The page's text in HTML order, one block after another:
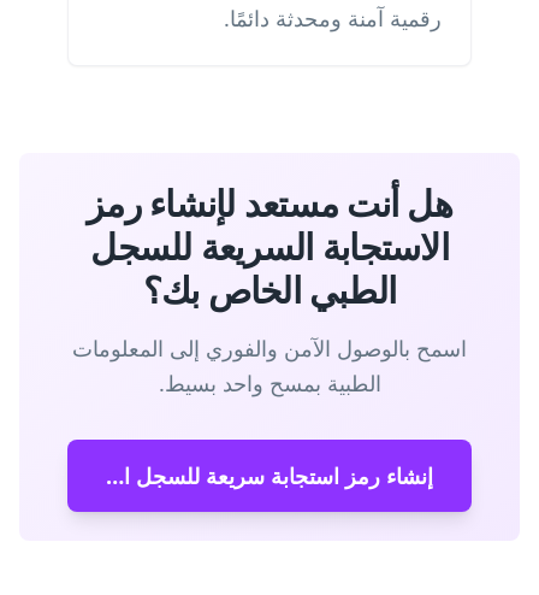
رقمية آمنة ومحدثة دائمًا.
هل أنت مستعد لإنشاء رمز
الاستجابة السريعة للسجل
الطبي الخاص بك؟
اسمح بالوصول الآمن والفوري إلى المعلومات
الطبية بمسح واحد بسيط.
إنشاء رمز استجابة سريعة للسجل الطبي